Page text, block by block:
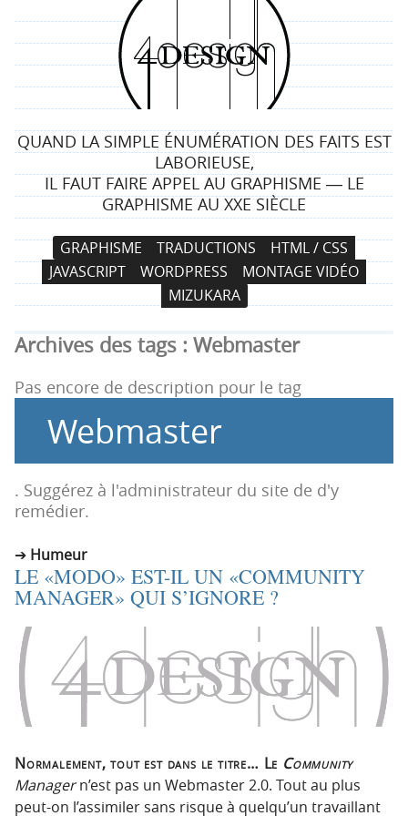
4
d
e
s
i
g
n
QUAND LA SIMPLE ÉNUMÉRATION DES FAITS EST
LABORIEUSE,
IL FAUT FAIRE APPEL AU GRAPHISME ― LE
GRAPHISME AU XXE SIÈCLE
N
a
v
i
g
a
t
i
p
i
c
i
p
e
A
l
l
e
r
a
u
c
t
n
GRAPHISME TRADUCTIONS
HTML / CSS
JAVASCRIPT
WORDPRESS
MONTAGE VIDÉO
MIZUKARA
Archives des tags : Webmaster
Pas encore de description pour le tag
Webmaster
. Suggérez à l'administrateur du site de d'y
remédier.
Humeur
LE «MODO» EST-IL UN «COMMUNITY
MANAGER» QUI S’IGNORE ?
Normalement, tout est dans le titre… Le Community
Managern’est pas un Webmaster 2.0. Tout au plus
peut-on l’assimiler sans risque à quelqu’un travaillant